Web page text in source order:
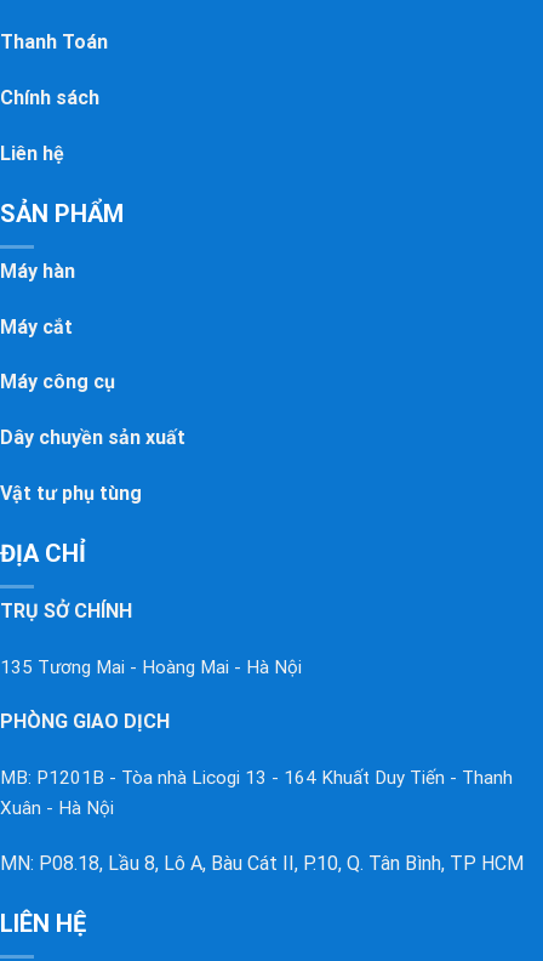
Thanh Toán
Chính sách
Liên hệ
SẢN PHẨM
Máy hàn
Máy cắt
Máy công cụ
Dây chuyền sản xuất
Vật tư phụ tùng
ĐỊA CHỈ
TRỤ SỞ CHÍNH
135 Tương Mai - Hoàng Mai - Hà Nội
PHÒNG GIAO DỊCH
MB: P1201B - Tòa nhà Licogi 13 - 164 Khuất Duy Tiến - Thanh
Xuân - Hà Nội
MN: P08.18, Lầu 8, Lô A, Bàu Cát II, P.10, Q. Tân Bình, TP HCM
LIÊN HỆ